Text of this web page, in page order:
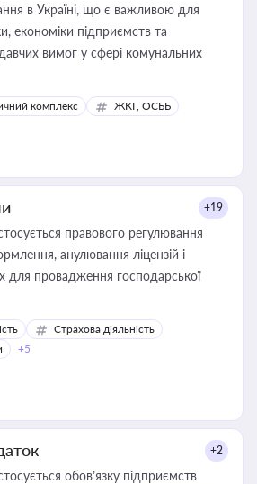
в Україні, що є важливою для
економіки підприємств та
вимог у сфері комунальних
комплекс ЖКГ, ОСББ
+19
правового регулювання
анулювання ліцензій і
для провадження господарської
Страхова діяльність
+5
+2
обов’язку підприємств